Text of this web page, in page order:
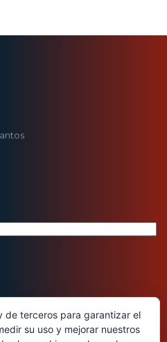
de terceros para garantizar el
su uso y mejorar nuestros